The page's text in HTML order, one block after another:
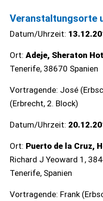
Veranstaltungsorte
Datum/Uhrzeit:
Ort: Adeje, Sheraton
Tenerife, 38670 Spanien
Vortragende: José
(Erbrecht, 2. Block)
Datum/Uhrzeit:
Ort: Puerto de la Cruz,
Richard J Yeoward 1,
Tenerife, Spanien
Vortragende: Frank